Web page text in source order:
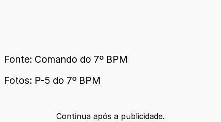
Fonte: Comando do 7º BPM
Fotos: P-5 do 7º BPM
Continua após a publicidade.